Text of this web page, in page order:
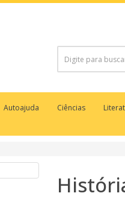
Autoajuda Ciências